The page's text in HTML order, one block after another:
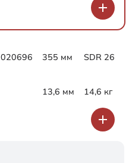
020696 355 мм SDR 26
13,6 мм 14,6 кг